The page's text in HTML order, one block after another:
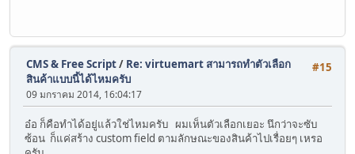
#15
CMS & Free Script/ Re: virtuemart สามารถทำตัวเลือก
สินค้าแบบนี้ได้ไหมครับ
09 มกราคม 2014, 16:04:17
อ๋อ ก็คือทำได้อยู่แล้วใช่ไหมครับ ผมเห็นตัวเลือกเยอะ นึกว่าจะซับ
ซ้อน ก็แค่สร้าง custom field ตามลักษณะของสินค้าไปเรื่อยๆ เหรอ